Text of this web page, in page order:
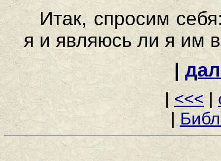
Итак, спросим
я и являюсь ли я им
|
|<<<|
|